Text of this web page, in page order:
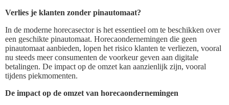
Verlies je klanten zonder pinautomaat?
In de moderne horecasector is het essentieel om te beschikken over
een geschikte pinautomaat. Horecaondernemingen die geen
pinautomaat aanbieden, lopen het risico klanten te verliezen, vooral
nu steeds meer consumenten de voorkeur geven aan digitale
betalingen. De impact op de omzet kan aanzienlijk zijn, vooral
tijdens piekmomenten.
De impact op de omzet van horecaondernemingen